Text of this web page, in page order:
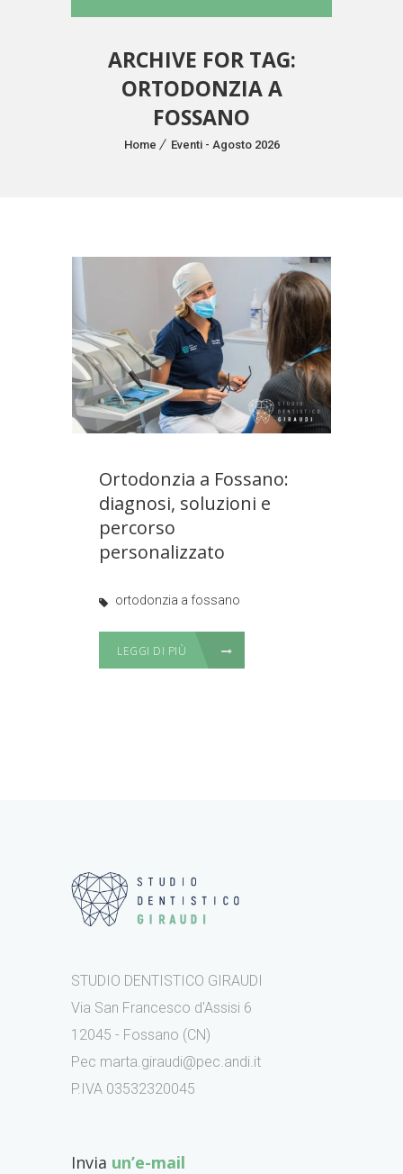
ARCHIVE FOR TAG:
ORTODONZIA A
FOSSANO
Home Eventi - Agosto 2026
Ortodonzia a Fossano:
diagnosi, soluzioni e
percorso
personalizzato
ortodonzia a fossano
LEGGI DI PIÙ
STUDIO DENTISTICO GIRAUDI
Via San Francesco d'Assisi 6
12045 - Fossano (CN)
Pec marta.giraudi@pec.andi.it
P.IVA 03532320045
Invia un’e-mail